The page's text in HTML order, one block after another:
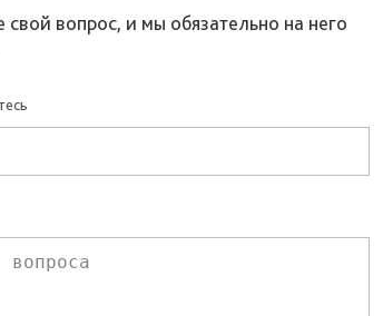
вопрос, и мы обязательно на него